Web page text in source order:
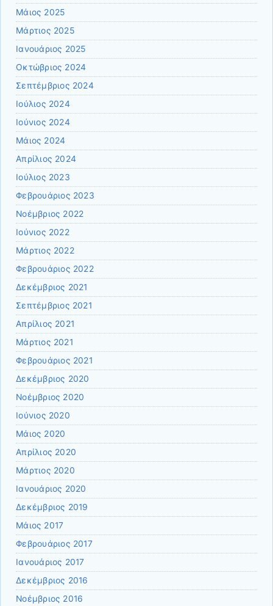
Μάιος 2025
Μάρτιος 2025
Ιανουάριος 2025
Οκτώβριος 2024
Σεπτέμβριος 2024
Ιούλιος 2024
Ιούνιος 2024
Μάιος 2024
Απρίλιος 2024
Ιούλιος 2023
Φεβρουάριος 2023
Νοέμβριος 2022
Ιούνιος 2022
Μάρτιος 2022
Φεβρουάριος 2022
Δεκέμβριος 2021
Σεπτέμβριος 2021
Απρίλιος 2021
Μάρτιος 2021
Φεβρουάριος 2021
Δεκέμβριος 2020
Νοέμβριος 2020
Ιούνιος 2020
Μάιος 2020
Απρίλιος 2020
Μάρτιος 2020
Ιανουάριος 2020
Δεκέμβριος 2019
Μάιος 2017
Φεβρουάριος 2017
Ιανουάριος 2017
Δεκέμβριος 2016
Νοέμβριος 2016